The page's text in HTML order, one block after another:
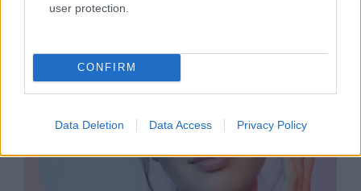
user protection.
CONFIRM
Data Deletion Data Access Privacy Policy